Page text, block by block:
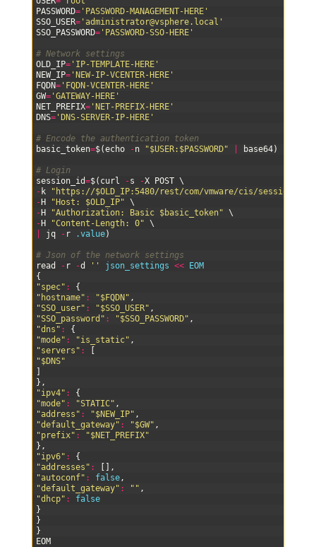
PASSWORD='PASSWORD-MANAGEMENT-HERE'
SSO_USER=' administrator@vsphere.local '
SSO_PASSWORD='PASSWORD-SSO-HERE'
# Network settings
OLD_IP='IP-TEMPLATE-HERE'
NEW_IP='NEW-IP-VCENTER-HERE'
FQDN='FQDN-VCENTER-HERE'
GW='GATEWAY-HERE'
NET_PREFIX='NET-PREFIX-HERE'
DNS='DNS-SERVER-IP-HERE'
# Encode the authentication token
basic_token=$(echo -n "$USER:$PASSWORD" base64)
# Login
session_id=$( curl -s -X POST \
- k "https://$OLD_IP:5480/rest/com/vmware/cis/session"
- H "Host: $OLD_IP" \
- H "Authorization: Basic $basic_token" \
- H "Content-Length: 0" \
jq - r .value)
# Json of the network settings
read
- r -d '' json_settings <<
EOM
{
"spec" :
{
"hostname" : "$FQDN" ,
"SSO_user" : "$SSO_USER" ,
"SSO_password" : "$SSO_PASSWORD" ,
"dns" :
{
"mode" : "is_static" ,
"servers" :
"$DNS"
} ,
"ipv4" :
{
"mode" : "STATIC" ,
"address" : "$NEW_IP" ,
"default_gateway" : "$GW" ,
"prefix" :
"$NET_PREFIX"
} ,
"ipv6" :
{
"addresses" :
,
"autoconf" : false,
"default_gateway" : "" ,
"dhcp" :
false
}
}
}
EOM